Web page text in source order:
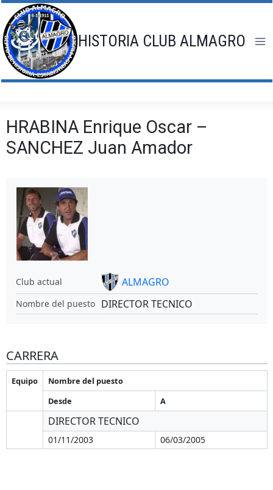
Saltar
al
contenido
HISTORIA CLUB ALMAGRO
HRABINA Enrique Oscar –
SANCHEZ Juan Amador
Club actual ALMAGRO
Nombre del puesto DIRECTOR TECNICO
CARRERA
Equipo
Nombre del puesto
Desde
A
DIRECTOR TECNICO
01/11/2003 06/03/2005